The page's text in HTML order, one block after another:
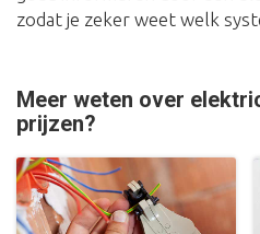
zodat je zeker weet welk
Meer weten over
prijzen?